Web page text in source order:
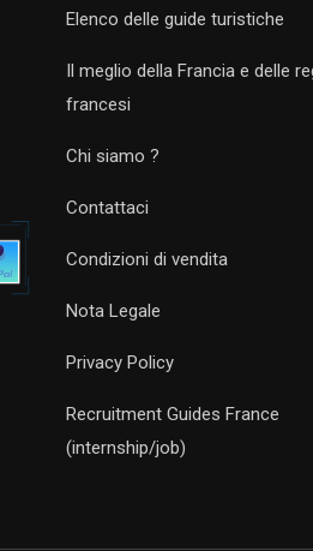
Elenco delle guide turistiche
Il meglio della Francia e delle
francesi
Chi siamo ?
Contattaci
Condizioni di vendita
Nota Legale
Privacy Policy
Recruitment Guides France
(internship/job)